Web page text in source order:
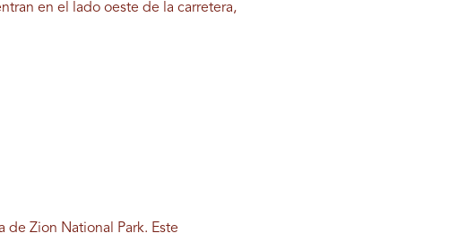
en el lado oeste de la carretera,
de Zion National Park. Este